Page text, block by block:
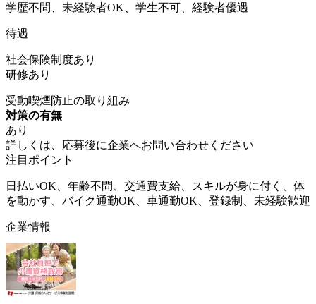
学歴不問、未経験者OK、学生不可、経験者優遇
待遇
社会保険制度あり
研修あり
受動喫煙防止の取り組み
対策の有無
あり
詳しくは、応募後に企業へお問い合わせください
注目ポイント
日払いOK、年齢不問、交通費支給、スキルが身に付く、体
を動かす、バイク通勤OK、車通勤OK、登録制、未経験歓迎
企業情報